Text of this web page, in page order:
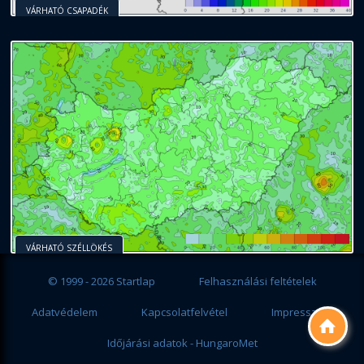

VÁRHATÓ CSAPADÉK
VÁRHATÓ SZÉLLÖKÉS
© 1999 - 2026 Startlap Felhasználási feltételek
Adatvédelem Kapcsolatfelvétel Impresszum
Időjárási adatok - HungaroMet